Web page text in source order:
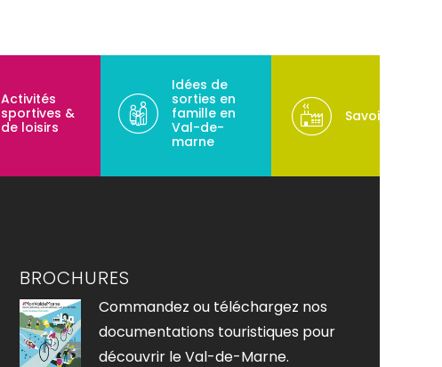
Activités
sportives &
de loisirs
Idées de
sorties en
famille en
Val-de-
marne
Savoir-faire
BROCHURES
Commandez ou téléchargez nos
documentations touristiques pour
découvrir le Val-de-Marne.